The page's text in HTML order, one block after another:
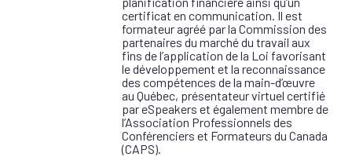
certificat en communication. Il est
formateur agréé par la Commission des
partenaires du marché du travail aux
fins de l’application de la Loi favorisant
le développement et la reconnaissance
des compétences de la main-d’œuvre
au Québec, présentateur virtuel certifié
par eSpeakers et également membre de
l’Association Professionnels des
Conférenciers et Formateurs du Canada
(CAPS).